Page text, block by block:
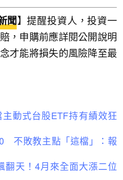
聞 】提醒投資人，投資一
，申購前應詳閱公開說明
才能將損失的風險降至最
動式台股ETF持有績效狂
不敗教主點「這檔」：報
翻天！4月來全面大漲二位